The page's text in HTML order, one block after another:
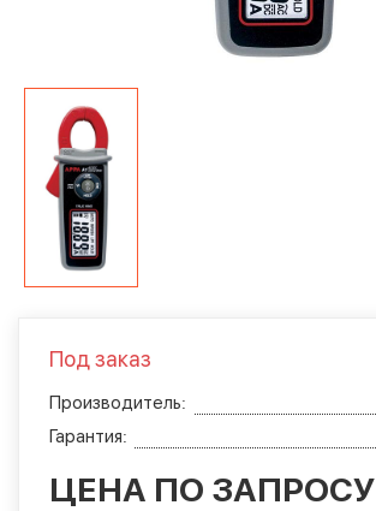
Под заказ
Производитель:
Гарантия:
ЦЕНА ПО ЗАПРОСУ